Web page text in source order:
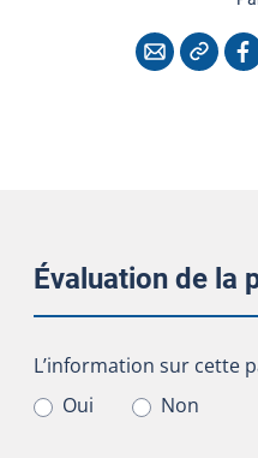
CourrielCopier
Évaluation de la
L’information sur cette
L’information sur cette
Oui
Non